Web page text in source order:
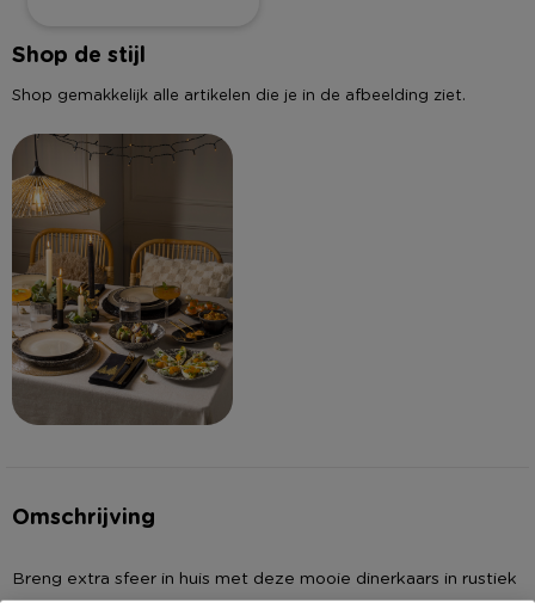
Shop de stijl
Shop gemakkelijk alle artikelen die je in de afbeelding ziet.
Omschrijving
Breng extra sfeer in huis met deze mooie dinerkaars in rustiek